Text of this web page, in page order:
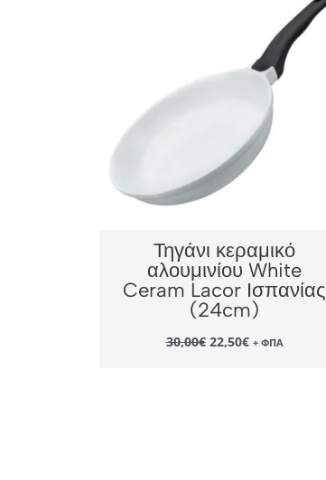
Τηγάνι κεραμικό
αλουμινίου White
Ceram Lacor Ισπανίας
(24cm)
30,00€ Original
price
22,50€Η
τρέχουσα
+ ΦΠΑ